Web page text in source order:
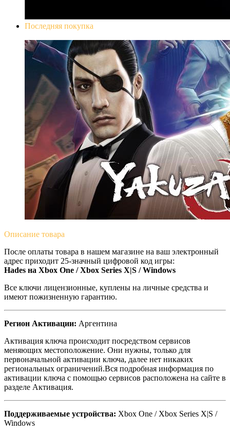
Последняя покупка
Описание товара
После оплаты товара в нашем магазине на ваш электронный
адрес приходит 25-значный цифровой код игры:
Hades на Xbox One / Xbox Series X|S / Windows
Все ключи лицензионные, куплены на личные средства и
имеют пожизненную гарантию.
Регион Активации: Аргентина
Активация ключа происходит посредством сервисов
меняющих местоположение. Они нужны, только для
первоначальной активации ключа, далее нет никаких
региональных ограничений.Вся подробная информация по
активации ключа с помощью сервисов расположена на сайте в
разделе Активация.
Поддерживаемые устройства: Xbox One / Xbox Series X|S /
Windows